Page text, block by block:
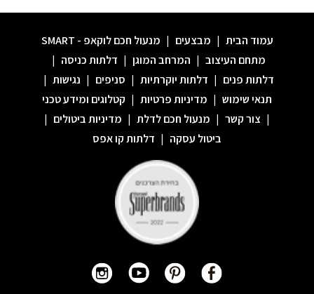
עמוד הבית | מבצעים | מנעול חכם לוקאפ - SMART
מתחם העיצוב | המרחב המוגן | דלתות כניסה |
דלתות פנים | דלתות יוקרתיות | סניפים | נגישות |
תנאי שימוש | מדיניות פרטיות | קטלוגים ומידע טכני
| צור קשר | מנעול חכם לדלת | מדיניות ביטולים |
ביטול עסקה | דלתות קו אפס